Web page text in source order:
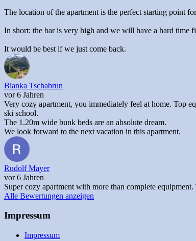
The location of the apartment is the perfect starting point
In short: the bar is very high and we will have a hard time
It would be best if we just come back.
Bianka Tschabrun
vor 6 Jahren
Very cozy apartment, you immediately feel at home. Top
ski school.
The 1.20m wide bunk beds are an absolute dream.
We look forward to the next vacation in this apartment.
Rudolf Mayer
vor 6 Jahren
Super cozy apartment with more than complete
Alle Bewertungen anzeigen
Impressum
Impressum